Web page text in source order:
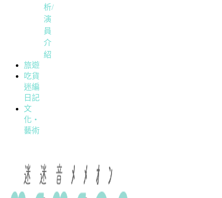
析/
演
員
介
紹
旅遊
吃貨
迷編
日記
文
化・
藝術